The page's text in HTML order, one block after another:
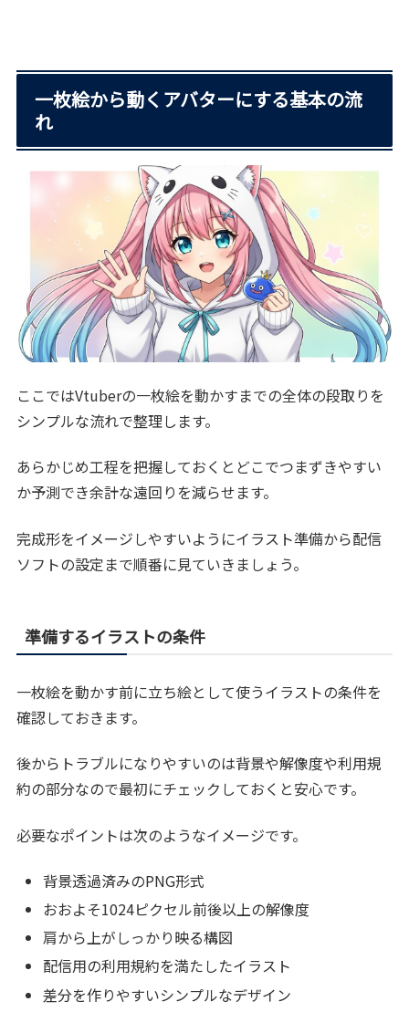
一枚絵から動くアバターにする基本の流
れ
ここではVtuberの一枚絵を動かすまでの全体の段取りを
シンプルな流れで整理します。
あらかじめ工程を把握しておくとどこでつまずきやすい
か予測でき余計な遠回りを減らせます。
完成形をイメージしやすいようにイラスト準備から配信
ソフトの設定まで順番に見ていきましょう。
準備するイラストの条件
一枚絵を動かす前に立ち絵として使うイラストの条件を
確認しておきます。
後からトラブルになりやすいのは背景や解像度や利用規
約の部分なので最初にチェックしておくと安心です。
必要なポイントは次のようなイメージです。
背景透過済みのPNG形式
おおよそ1024ピクセル前後以上の解像度
肩から上がしっかり映る構図
配信用の利用規約を満たしたイラスト
差分を作りやすいシンプルなデザイン